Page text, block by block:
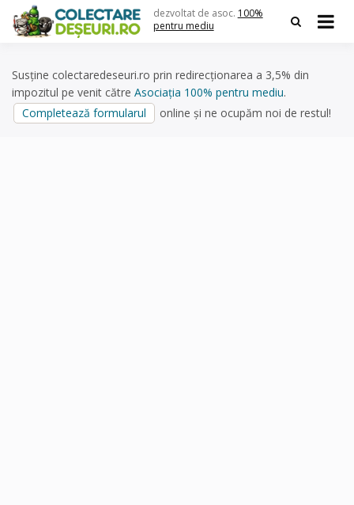
content
dezvoltat de asoc. 100%
pentru mediu
Susține colectaredeseuri.ro prin redirecționarea a 3,5% din
impozitul pe venit către Asociația 100% pentru mediu.
Completează formularul
online și ne ocupăm noi de restul!